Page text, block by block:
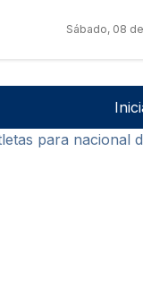
Sábado, 08
para nacional